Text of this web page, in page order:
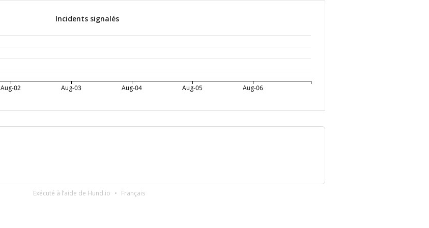
Incidents signalés
Aug-02 Aug-03 Aug-04 Aug-05 Aug-06
Exécuté à l’aide de Hund.io Français